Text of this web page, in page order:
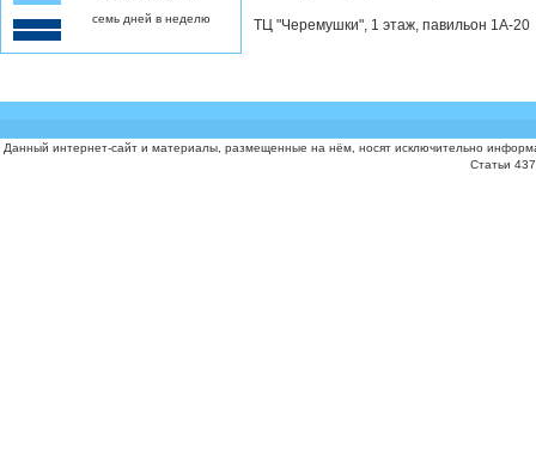
семь дней в неделю
ТЦ "Черемушки", 1 этаж, павильон 1А-20
Данный интернет-сайт и материалы, размещенные на нём, носят исключительно
Статьи